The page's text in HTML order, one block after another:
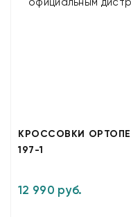
КРОССОВКИ
197-1
12 990 руб.